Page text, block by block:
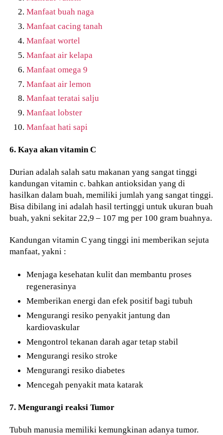
Manfaat buah naga
Manfaat cacing tanah
Manfaat wortel
Manfaat air kelapa
Manfaat omega 9
Manfaat air lemon
Manfaat teratai salju
Manfaat lobster
Manfaat hati sapi
6. Kaya akan vitamin C
Durian adalah salah satu makanan yang sangat tinggi
kandungan vitamin c. bahkan antioksidan yang di
hasilkan dalam buah, memiliki jumlah yang sangat tinggi.
Bisa dibilang ini adalah hasil tertinggi untuk ukuran buah
buah, yakni sekitar 22,9 – 107 mg per 100 gram buahnya.
Kandungan vitamin C yang tinggi ini memberikan sejuta
manfaat, yakni :
Menjaga kesehatan kulit dan membantu proses
regenerasinya
Memberikan energi dan efek positif bagi tubuh
Mengurangi resiko penyakit jantung dan
kardiovaskular
Mengontrol tekanan darah agar tetap stabil
Mengurangi resiko stroke
Mengurangi resiko diabetes
Mencegah penyakit mata katarak
7. Mengurangi reaksi Tumor
Tubuh manusia memiliki kemungkinan adanya tumor.